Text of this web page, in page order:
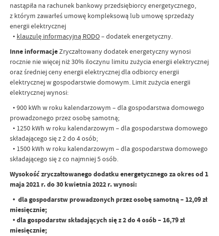
nastąpiła na rachunek bankowy przedsiębiorcy energetycznego,
z którym zawarłeś umowę kompleksową lub umowę sprzedaży
energii elektrycznej
• klauzulę informacyjną RODO– dodatek energetyczny.
Inne informacjeZryczałtowany dodatek energetyczny wynosi
rocznie nie więcej niż 30% iloczynu limitu zużycia energii elektrycznej
oraz średniej ceny energii elektrycznej dla odbiorcy energii
elektrycznej w gospodarstwie domowym. Limit zużycia energii
elektrycznej wynosi:
• 900 kWh w roku kalendarzowym – dla gospodarstwa domowego
prowadzonego przez osobę samotną;
• 1250 kWh w roku kalendarzowym – dla gospodarstwa domowego
składającego się z 2 do 4 osób;
• 1500 kWh w roku kalendarzowym – dla gospodarstwa domowego
składającego się z co najmniej 5 osób.
Wysokość zryczałtowanego dodatku energetycznego za okres od 1
maja 2021 r. do 30 kwietnia 2022 r. wynosi:
• dla gospodarstw prowadzonych przez osobę samotną – 12,09 zł
miesięcznie;
• dla gospodarstw składających się z 2 do 4 osób – 16,79 zł
miesięcznie;